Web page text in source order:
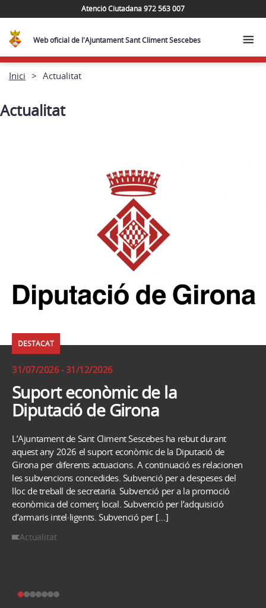
Atenció Ciutadana 972 563 007
Web oficial de l'Ajuntament Sant Climent Sescebes
Inici Actualitat
Actualitat
DESTACAT
31/07/2026 - 31/12/2026
Suport econòmic de la
Diputació de Girona
L’Ajuntament de Sant Climent Sescebes ha rebut durant
aquest any 2026 el suport econòmic de la Diputació de
Girona per diferents actuacions. A continuació es relacionen
les subvencions concedides. Subvenció per a despeses del
lloc de treball de secretaria. Subvenció per a la promoció
econòmica del comerç local. Subvenció per l’adquisició
d’armaris intel·ligents. Subvenció per […]
Actualitat